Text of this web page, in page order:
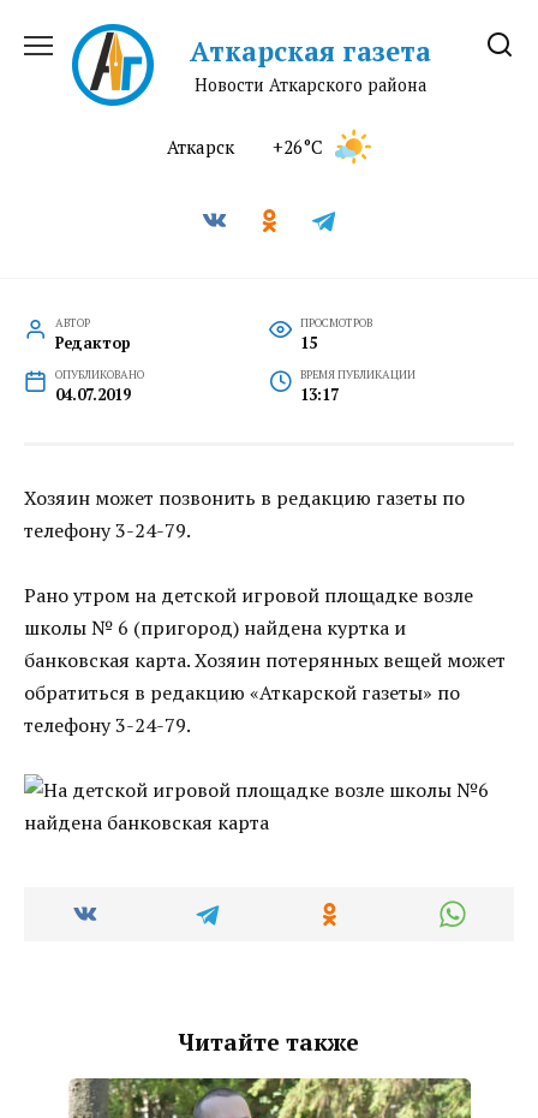
содержанию
Аткарская газета
Новости Аткарского района
Аткарск +26°C
АВТОР
Редактор
ПРОСМОТРОВ
15
ОПУБЛИКОВАНО
04.07.2019
ВРЕМЯ ПУБЛИКАЦИИ
13:17
Хозяин может позвонить в редакцию газеты по
телефону 3-24-79.
Рано утром на детской игровой площадке возле
школы № 6 (пригород) найдена куртка и
банковская карта. Хозяин потерянных вещей может
обратиться в редакцию «Аткарской газеты» по
телефону 3-24-79.
Читайте также